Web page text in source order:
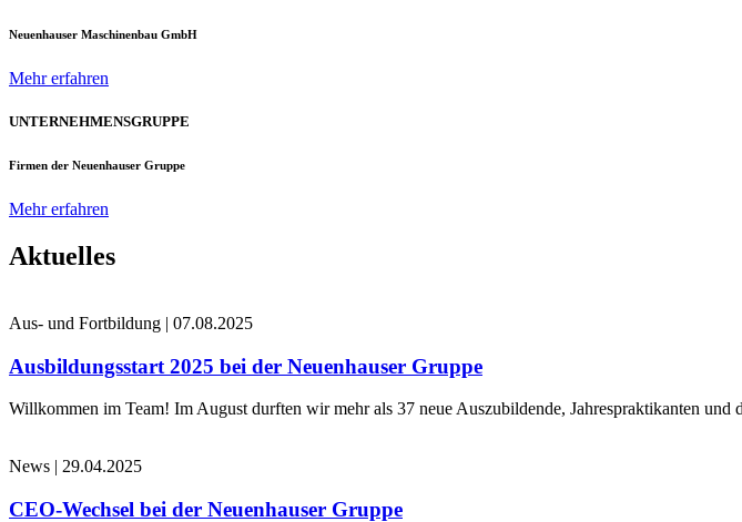
Neuenhauser Maschinenbau GmbH
Mehr erfahren
UNTERNEHMENSGRUPPE
Firmen der Neuenhauser Gruppe
Mehr erfahren
Aktuelles
Aus- und Fortbildung | 07.08.2025
Ausbildungsstart 2025 bei der Neuenhauser Gruppe
Willkommen im Team! Im August durften wir mehr als 37 neue Auszubildende, Jahrespraktikanten und
News | 29.04.2025
CEO-Wechsel bei der Neuenhauser Gruppe